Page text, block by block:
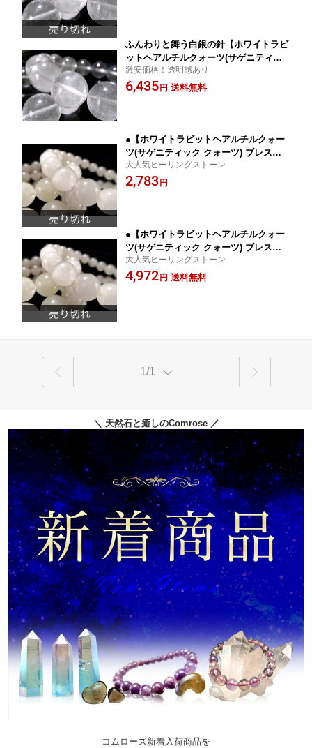
ふんわりと舞う白銀の針【ホワイトラビ
ットヘアルチルクォーツ(サゲニティッ
ク クォーツ) ブレスレット】10.5mm-11
mm×19珠前後 心身浄化と幸運招来の希
激安価格！透明感あり
6,435 円 送料無料
●【ホワイトラビットヘアルチルクォー
ツ(サゲニティック クォーツ) ブレスレ
ット】9mm-9.5mm×21珠前後 希少なホ
ワイトグレーカラー 表現力やインスピ
大人気ヒーリングストーン
2,783 円
●【ホワイトラビットヘアルチルクォー
ツ(サゲニティック クォーツ) ブレスレ
ット】12mm-12.5mm×17珠前後 希少な
ホワイトグレーカラー 表現力やインス
大人気ヒーリングストーン
4,972 円 送料無料
1/1
＼ 天然石と癒しのComrose ／
コムローズ新着入荷商品を